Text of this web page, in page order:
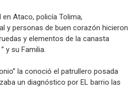
Ataco, policía Tolima,
y personas de buen corazón hicieron
y elementos de la canasta
y su Familia.
la conoció el patrullero posada
un diagnóstico por EL barrio las